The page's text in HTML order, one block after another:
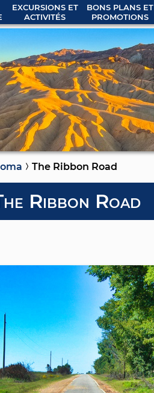
EXCURSIONS ET
ACTIVITÉS
BONS PLANS ET
PROMOTIONS
The Ribbon Road
Ribbon Road